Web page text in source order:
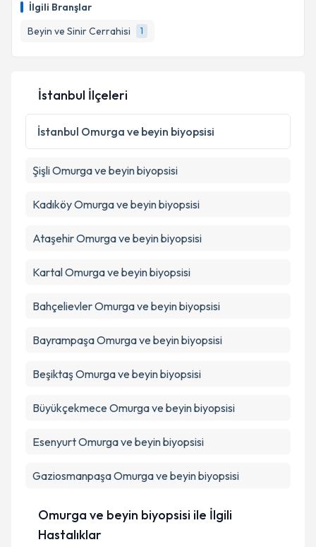
İlgili Branşlar
Beyin ve Sinir Cerrahisi
1
İstanbul İlçeleri
İstanbul Omurga ve beyin biyopsisi
ŞişliOmurga ve beyin biyopsisi
KadıköyOmurga ve beyin biyopsisi
AtaşehirOmurga ve beyin biyopsisi
KartalOmurga ve beyin biyopsisi
BahçelievlerOmurga ve beyin biyopsisi
BayrampaşaOmurga ve beyin biyopsisi
BeşiktaşOmurga ve beyin biyopsisi
Büyükçekmece Omurga ve beyin biyopsisi
EsenyurtOmurga ve beyin biyopsisi
GaziosmanpaşaOmurga ve beyin biyopsisi
Omurga ve beyin biyopsisi ile İlgili
Hastalıklar